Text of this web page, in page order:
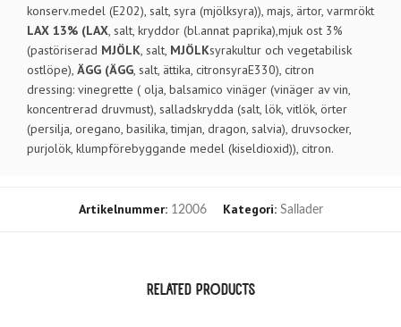
konserv.medel (E202), salt, syra (mjölksyra)), majs, ärtor, varmrökt
LAX 13% (LAX, salt, kryddor (bl.annat paprika),mjuk ost 3%
(pastöriserad MJÖLK, salt, MJÖLKsyrakultur och vegetabilisk
ostlöpe), ÄGG (ÄGG, salt, ättika, citronsyraE330), citron
dressing: vinegrette ( olja, balsamico vinäger (vinäger av vin,
koncentrerad druvmust), salladskrydda (salt, lök, vitlök, örter
(persilja, oregano, basilika, timjan, dragon, salvia), druvsocker,
purjolök, klumpförebyggande medel (kiseldioxid)), citron.
Artikelnummer: 12006 Kategori: Sallader
RELATED PRODUCTS